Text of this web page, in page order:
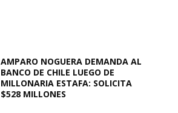
AMPARO NOGUERA DEMANDA AL
BANCO DE CHILE LUEGO DE
MILLONARIA ESTAFA: SOLICITA
$528 MILLONES